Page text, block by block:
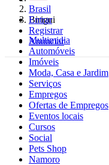
Entrar
Registrar
Anunciar
Brasil
Birigui
Multimidia
Automóveis
Imóveis
Moda, Casa e Jardim
Serviços
Empregos
Ofertas de Empregos
Eventos locais
Cursos
Social
Pets Shop
Namoro